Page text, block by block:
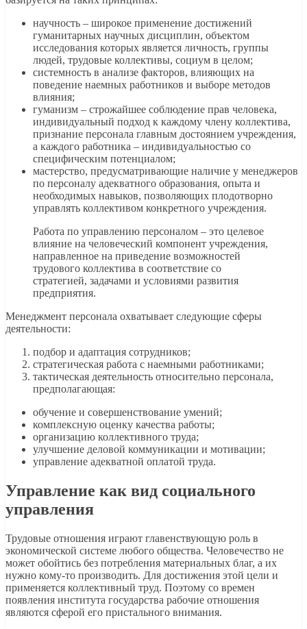
научность – широкое применение достижений
гуманитарных научных дисциплин, объектом
исследования которых является личность, группы
людей, трудовые коллективы, социум в целом;
системность в анализе факторов, влияющих на
поведение наемных работников и выборе методов
влияния;
гуманизм – строжайшее соблюдение прав человека,
индивидуальный подход к каждому члену коллектива,
признание персонала главным достоянием учреждения,
а каждого работника – индивидуальностью со
специфическим потенциалом;
мастерство, предусматривающие наличие у менеджеров
по персоналу адекватного образования, опыта и
необходимых навыков, позволяющих плодотворно
управлять коллективом конкретного учреждения.
Работа по управлению персоналом – это целевое
влияние на человеческий компонент учреждения,
направленное на приведение возможностей
трудового коллектива в соответствие со
стратегией, задачами и условиями развития
предприятия.
Менеджмент персонала охватывает следующие сферы
деятельности:
подбор и адаптация сотрудников;
стратегическая работа с наемными работниками;
тактическая деятельность относительно персонала,
предполагающая:
обучение и совершенствование умений;
комплексную оценку качества работы;
организацию коллективного труда;
улучшение деловой коммуникации и мотивации;
управление адекватной оплатой труда.
Управление как вид социального
управления
Трудовые отношения играют главенствующую роль в
экономической системе любого общества. Человечество не
может обойтись без потребления материальных благ, а их
нужно кому-то производить. Для достижения этой цели и
применяется коллективный труд. Поэтому со времен
появления института государства рабочие отношения
являются сферой его пристального внимания.